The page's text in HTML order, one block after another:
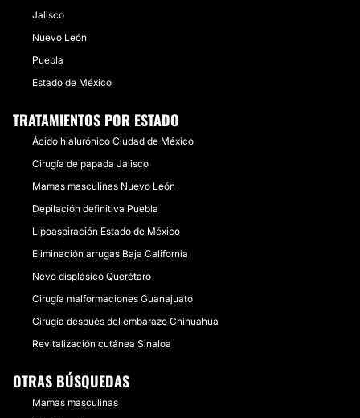
Jalisco
Nuevo León
Puebla
Estado de México
TRATAMIENTOS POR ESTADO
Ácido hialurónico Ciudad de México
Cirugía de papada Jalisco
Mamas masculinas Nuevo León
Depilación definitiva Puebla
Lipoaspiración Estado de México
Eliminación arrugas Baja California
Nevo displásico Querétaro
Cirugía malformaciones Guanajuato
Cirugía después del embarazo Chihuahua
Revitalización cutánea Sinaloa
OTRAS BÚSQUEDAS
Mamas masculinas